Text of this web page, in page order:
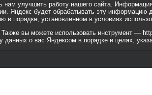
улучшить работу нашего сайта.
Яндекс будет обрабатывать эту информацию
в порядке, установленном в условиях
вы можете использовать инструмент —
данных о вас Яндексом в порядке и целях,